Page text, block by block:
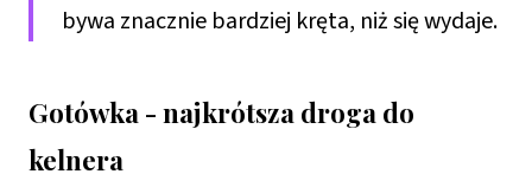
bywa znacznie bardziej kręta, niż się wydaje.
Gotówka - najkrótsza droga do
kelnera